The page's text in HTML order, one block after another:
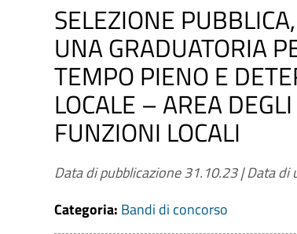
SELEZIONE
UNA GRADUATORIA
TEMPO PIENO E
LOCALE – AREA
FUNZIONI LOCALI
Data di pubblicazione 31.10.23|Data di
Categoria: Bandi di concorso